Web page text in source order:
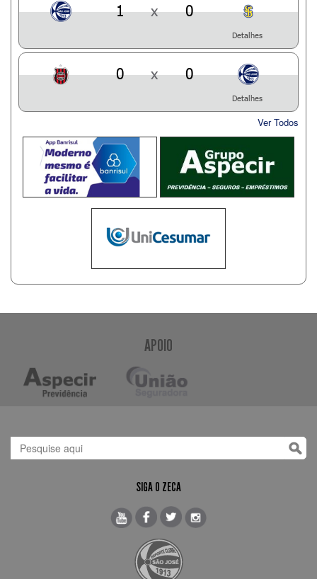
1 x 0
Detalhes
0 x 0
Detalhes
Ver Todos
APOIO
SIGA O ZECA